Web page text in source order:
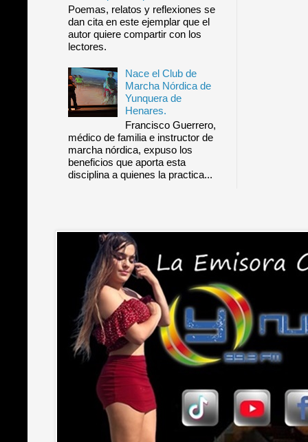
Poemas, relatos y reflexiones se
dan cita en este ejemplar que el
autor quiere compartir con los
lectores.
Nace el Club de
Marcha Nórdica de
Yunquera de
Henares.
Francisco Guerrero,
médico de familia e instructor de
marcha nórdica, expuso los
beneficios que aporta esta
disciplina a quienes la practica...